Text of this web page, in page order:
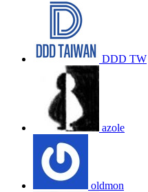
DDD TW
azole
oldmon